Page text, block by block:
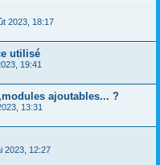
2023, 18:17
utilisé
19:41
ajoutables... ?
13:31
2023, 12:27